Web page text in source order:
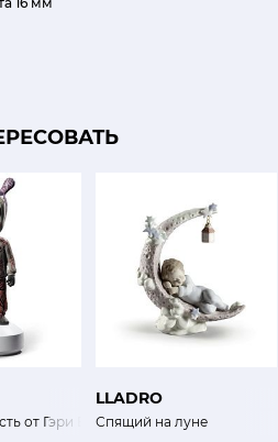
от Гэри Бэйсман (ограниченная
LLADRO
Спящий на луне